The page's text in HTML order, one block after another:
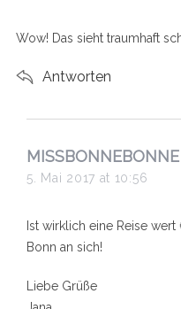
s
Wow! Das sieht traumhaft
Antworten
s
a
s
:
MISSBONNEBONNE
5. Mai 2017 at 10:56
Ist wirklich eine Reise wert
Bonn an sich!
Liebe Grüße